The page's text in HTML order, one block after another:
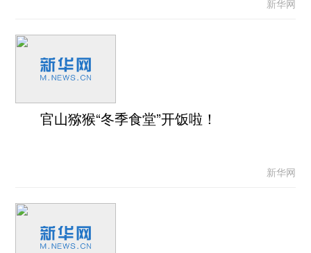
新华网
官山猕猴“冬季食堂”开饭啦！
新华网